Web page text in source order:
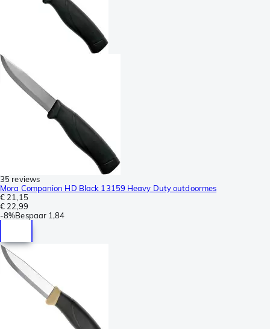
35 reviews
Mora Companion HD Black 13159 Heavy Duty outdoormes
€ 21,15
€ 22,99
-8%Bespaar 1,84